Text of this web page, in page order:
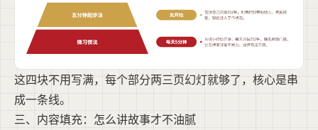
这四块不用写满，每个部分两三页幻灯就够了，核心是串
成一条线。
三、内容填充：怎么讲故事才不油腻